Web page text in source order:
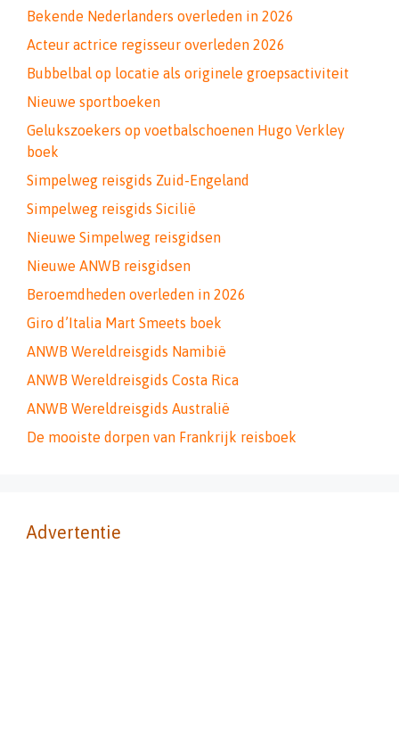
Bekende Nederlanders overleden in 2026
Acteur actrice regisseur overleden 2026
Bubbelbal op locatie als originele groepsactiviteit
Nieuwe sportboeken
Gelukszoekers op voetbalschoenen Hugo Verkley
boek
Simpelweg reisgids Zuid-Engeland
Simpelweg reisgids Sicilië
Nieuwe Simpelweg reisgidsen
Nieuwe ANWB reisgidsen
Beroemdheden overleden in 2026
Giro d’Italia Mart Smeets boek
ANWB Wereldreisgids Namibië
ANWB Wereldreisgids Costa Rica
ANWB Wereldreisgids Australië
De mooiste dorpen van Frankrijk reisboek
Advertentie